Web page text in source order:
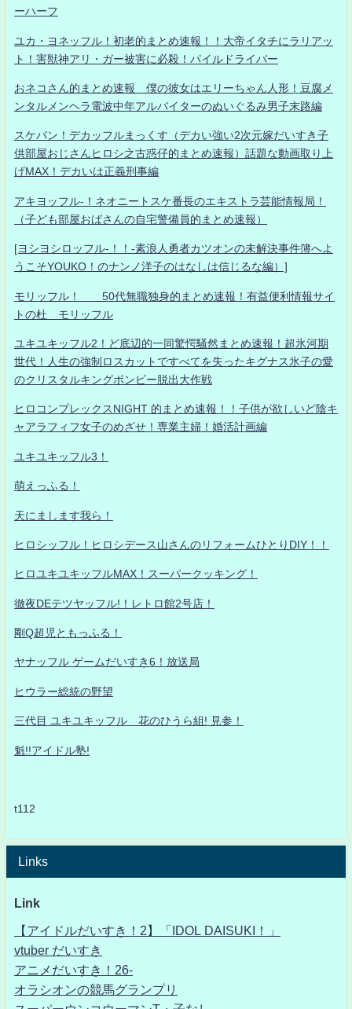
ーハーフ
ユカ・ヨネッフル！初老的まとめ速報！！大帝イタチにラリアッ
ト！害獣神アリ・ガー被害に必殺！パイルドライバー
おネコさん的まとめ速報 僕の彼女はエリーちゃん人形！豆腐メ
ンタルメンヘラ電波中年アルバイターのぬいぐるみ男子末路編
スケバン！デカッフルまっくす（デカい強い2次元嫁だいすき子
供部屋おじさんヒロシ之古惑仔的まとめ速報）話題な動画取り上
げMAX！デカいは正義刑事編
アキヨッフル-！ネオニートスケ番長のエキストラ芸能情報局！
（子ども部屋おばさんの自宅警備員的まとめ速報）
[ヨシヨシロッフル-！！-素浪人勇者カツオンの未解決事件簿へよ
うこそYOUKO！のナンノ洋子のはなしは信じるな編）]
モリッフル！ 50代無職独身的まとめ速報！有益便利情報サイ
トの杜 モリッフル
ユキユキッフル2！ど底辺的一同驚愕騒然まとめ速報！超氷河期
世代！人生の強制ロスカットですべてを失ったキグナス氷子の愛
のクリスタルキングボンビー脱出大作戦
ヒロコンプレックスNIGHT 的まとめ速報！！子供が欲しいど陰キ
ャアラフィフ女子のめざせ！専業主婦！婚活計画編
ユキユキッフル3！
萌えっふる！
天にまします我ら！
ヒロシッフル！ヒロシデース山さんのリフォームひとりDIY！！
ヒロユキユキッフルMAX！スーパークッキング！
徹夜DEテツヤッフル!！レトロ館2号店！
剛Q超児ともっふる！
ヤナッフル ゲームだいすき6！放送局
ヒウラー総統の野望
三代目 ユキユキッフル 花のひうら組! 見参！
魁!!アイドル塾!
t112
Links
Link
【アイドルだいすき！2】「IDOL DAISUKI！」
vtuber だいすき
アニメだいすき！26-
オラシオンの競馬グランプリ